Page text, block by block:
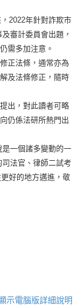
2022年針對詐欺市
審計委員會出題，
需多加注意。
正法條，通常亦為
及法條修正，隨時
出，對此讀者可略
仍係法研所熱門出
一個諸多變動的一
法官、律師二試考
好的地方邁進，敬
示電腦版詳細說明